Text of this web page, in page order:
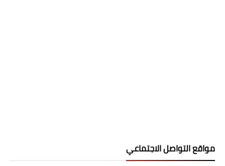
مواقع التواصل الاجتماعي